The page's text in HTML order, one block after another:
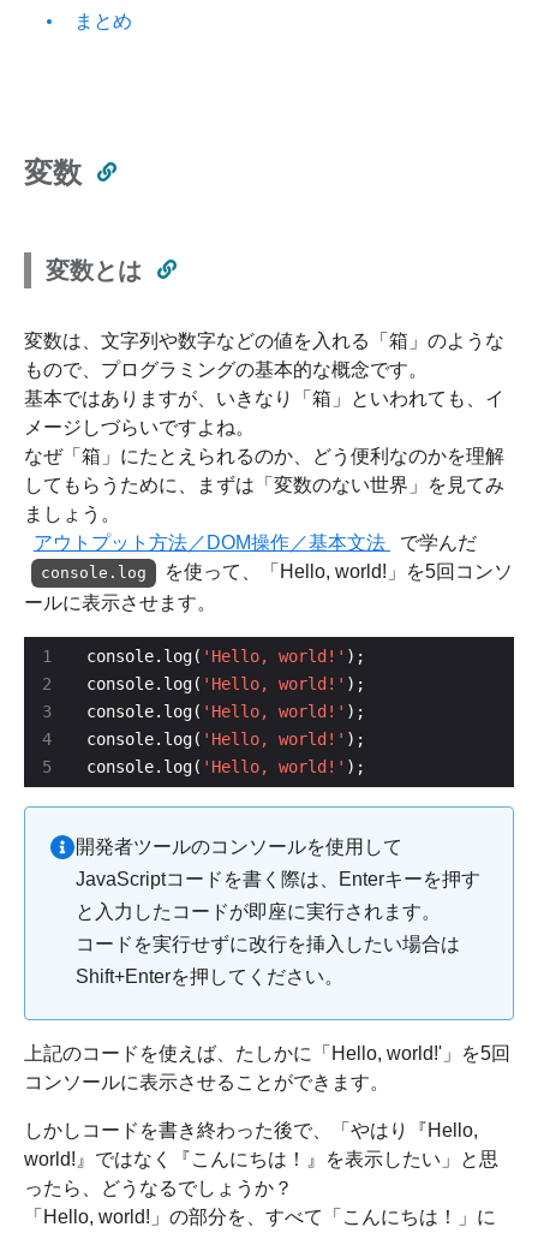
まとめ
変数
変数とは
変数は、文字列や数字などの値を入れる「箱」のような
もので、プログラミングの基本的な概念です。
基本ではありますが、いきなり「箱」といわれても、イ
メージしづらいですよね。
なぜ「箱」にたとえられるのか、どう便利なのかを理解
してもらうために、まずは「変数のない世界」を見てみ
ましょう。
アウトプット方法／DOM操作／基本文法
で学んだ
console.log
を使って、「Hello, world!」を5回コンソ
ールに表示させます。
3
4
5
console.log( 'Hello, world!'
console.log( 'Hello, world!'
console.log( 'Hello, world!'
console.log( 'Hello, world!'
console.log( 'Hello, world!' );
開発者ツールのコンソールを使用して
JavaScriptコードを書く際は、Enterキーを押す
と入力したコードが即座に実行されます。
コードを実行せずに改行を挿入したい場合は
Shift+Enterを押してください。
上記のコードを使えば、たしかに「Hello, world!'」を5回
コンソールに表示させることができます。
しかしコードを書き終わった後で、「やはり『Hello,
world!』ではなく『こんにちは！』を表示したい」と思
ったら、どうなるでしょうか？
「Hello, world!」の部分を、すべて「こんにちは！」に